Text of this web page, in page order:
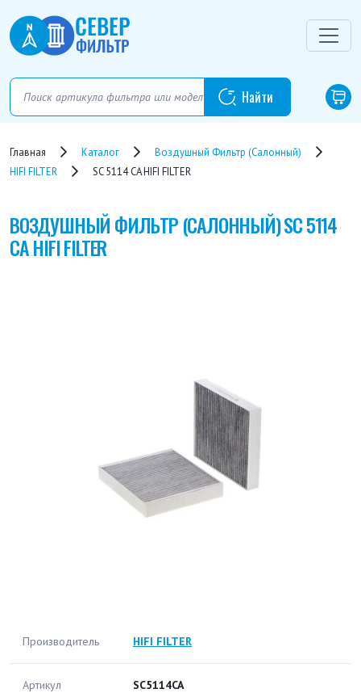
Главная Каталог
Воздушный Фильтр (салонный)
HIFI FILTER
SC 5114 CA HIFI FILTER
ВОЗДУШНЫЙ ФИЛЬТР (САЛОННЫЙ)SC 5114
CA HIFI FILTER
Производитель HIFI FILTER
Артикул SC5114CA